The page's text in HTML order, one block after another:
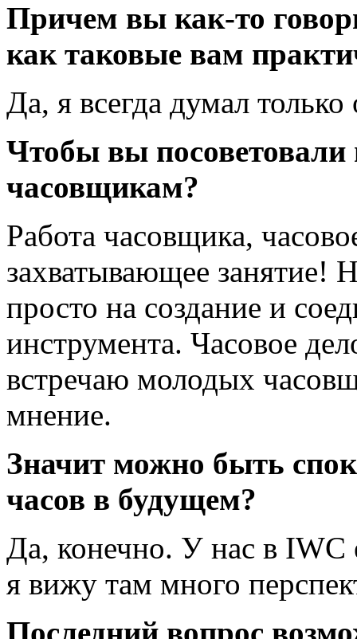
Причем вы как-то
как таковые вам
Да, я всегда думал
Чтобы вы
часовщикам?
Работа часовщика,
захватывающее занятие!
просто на создание и
инструмента. Часовое
встречаю молодых
мнение.
Значит можно быть
часов в будущем?
Да, конечно. У нас в IWC
я вижу там много